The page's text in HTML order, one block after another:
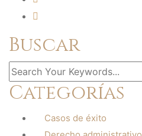
Buscar
Categorías
Casos de éxito